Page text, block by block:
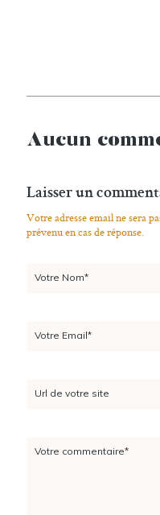
Aucun
Laisser un
Votre adresse email ne sera
prévenu en cas de réponse.
Votre Nom*
Votre Email*
Url de votre site
Votre commentaire*